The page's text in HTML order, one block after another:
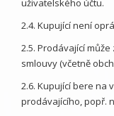
uživatelského účtu.
2.4. Kupující není
2.5. Prodávající
smlouvy (včetně
2.6. Kupující bere na
prodávajícího, popř.